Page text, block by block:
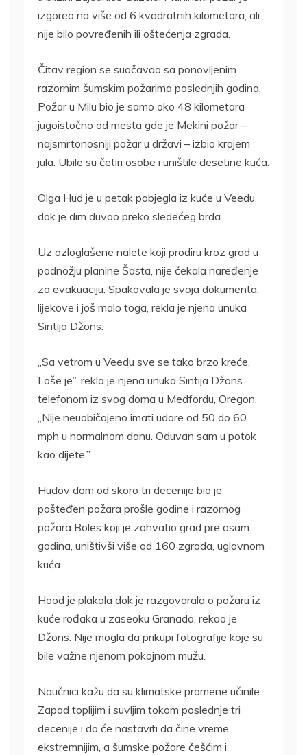
izgoreo na više od 6 kvadratnih kilometara, ali
nije bilo povređenih ili oštećenja zgrada.
Čitav region se suočavao sa ponovljenim
razornim šumskim požarima poslednjih godina.
Požar u Milu bio je samo oko 48 kilometara
jugoistočno od mesta gde je Mekini požar –
najsmrtonosniji požar u državi – izbio krajem
jula. Ubile su četiri osobe i uništile desetine kuća.
Olga Hud je u petak pobjegla iz kuće u Veedu
dok je dim duvao preko sledećeg brda.
Uz ozloglašene nalete koji prodiru kroz grad u
podnožju planine Šasta, nije čekala naređenje
za evakuaciju. Spakovala je svoja dokumenta,
lijekove i još malo toga, rekla je njena unuka
Sintija Džons.
„Sa vetrom u Veedu sve se tako brzo kreće.
Loše je”, rekla je njena unuka Sintija Džons
telefonom iz svog doma u Medfordu, Oregon.
„Nije neuobičajeno imati udare od 50 do 60
mph u normalnom danu. Oduvan sam u potok
kao dijete.”
Hudov dom od skoro tri decenije bio je
pošteđen požara prošle godine i razornog
požara Boles koji je zahvatio grad pre osam
godina, uništivši više od 160 zgrada, uglavnom
kuća.
Hood je plakala dok je razgovarala o požaru iz
kuće rođaka u zaseoku Granada, rekao je
Džons. Nije mogla da prikupi fotografije koje su
bile važne njenom pokojnom mužu.
Naučnici kažu da su klimatske promene učinile
Zapad toplijim i suvljim tokom poslednje tri
decenije i da će nastaviti da čine vreme
ekstremnijim, a šumske požare češćim i